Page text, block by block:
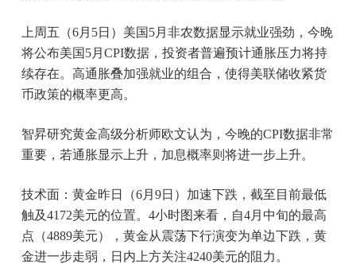
上周五（6月5日）美国5月非农数据显示就业强劲，今晚
将公布美国5月CPI数据，投资者普遍预计通胀压力将持
续存在。高通胀叠加强就业的组合，使得美联储收紧货
币政策的概率更高。
智昇研究黄金高级分析师欧文认为，今晚的CPI数据非常
重要，若通胀显示上升，加息概率则将进一步上升。
技术面：黄金昨日（6月9日）加速下跌，截至目前最低
触及4172美元的位置。4小时图来看，自4月中旬的最高
点（4889美元），黄金从震荡下行演变为单边下跌，黄
金进一步走弱，日内上方关注4240美元的阻力。